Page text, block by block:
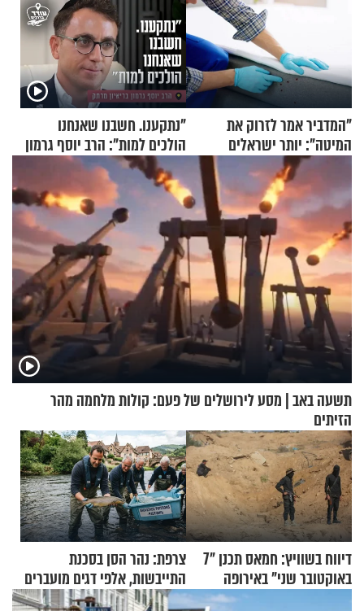
"המדביר אמר לזרוק את
המיטה": יותר ישראלים
מדווחים על מכת פשפשי
המיטה
"נתקענו. חשבנו שאנחנו
הולכים למות": הרב יוסף גרמון
בריאיון מרתק
תשעה באב | מסע לירושלים של פעם: קולות מלחמה מהר
הזיתים
דיווח בשוויץ: חמאס תכנן "7
באוקטובר שני" באירופה
צרפת: נהר הסן בסכנת
התייבשות, אלפי דגים מועברים
במבצעי חילוץ